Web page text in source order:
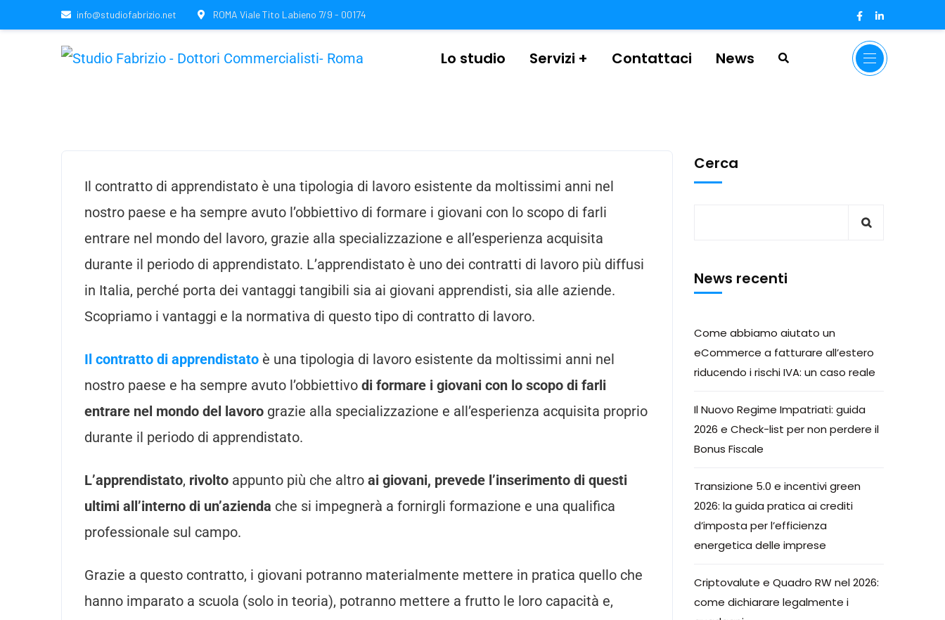
info@studiofabrizio.net ROMA Viale Tito Labieno 7/9 - 00174
Lo studio Servizi Contattaci News
Il contratto di apprendistato è una tipologia di lavoro esistente da moltissimi anni nel
nostro paese e ha sempre avuto l’obbiettivo di formare i giovani con lo scopo di farli
entrare nel mondo del lavoro, grazie alla specializzazione e all’esperienza acquisita
durante il periodo di apprendistato. L’apprendistato è uno dei contratti di lavoro più diffusi
in Italia, perché porta dei vantaggi tangibili sia ai giovani apprendisti, sia alle aziende.
Scopriamo i vantaggi e la normativa di questo tipo di contratto di lavoro.
Il contratto di apprendistato è una tipologia di lavoro esistente da moltissimi anni nel
nostro paese e ha sempre avuto l’obbiettivo di formare i giovani con lo scopo di farli
entrare nel mondo del lavoro grazie alla specializzazione e all’esperienza acquisita proprio
durante il periodo di apprendistato.
L’apprendistato, rivolto appunto più che altro ai giovani, prevede l’inserimento di questi
ultimi all’interno di un’azienda che si impegnerà a fornirgli formazione e una qualifica
professionale sul campo.
Grazie a questo contratto, i giovani potranno materialmente mettere in pratica quello che
hanno imparato a scuola (solo in teoria), potranno mettere a frutto le loro capacità e,
Cerca
News recenti
Come abbiamo aiutato un
eCommerce a fatturare all’estero
riducendo i rischi IVA: un caso reale
Il Nuovo Regime Impatriati: guida
2026 e Check-list per non perdere il
Bonus Fiscale
Transizione 5.0 e incentivi green
2026: la guida pratica ai crediti
d’imposta per l’efficienza
energetica delle imprese
Criptovalute e Quadro RW nel 2026:
come dichiarare legalmente i